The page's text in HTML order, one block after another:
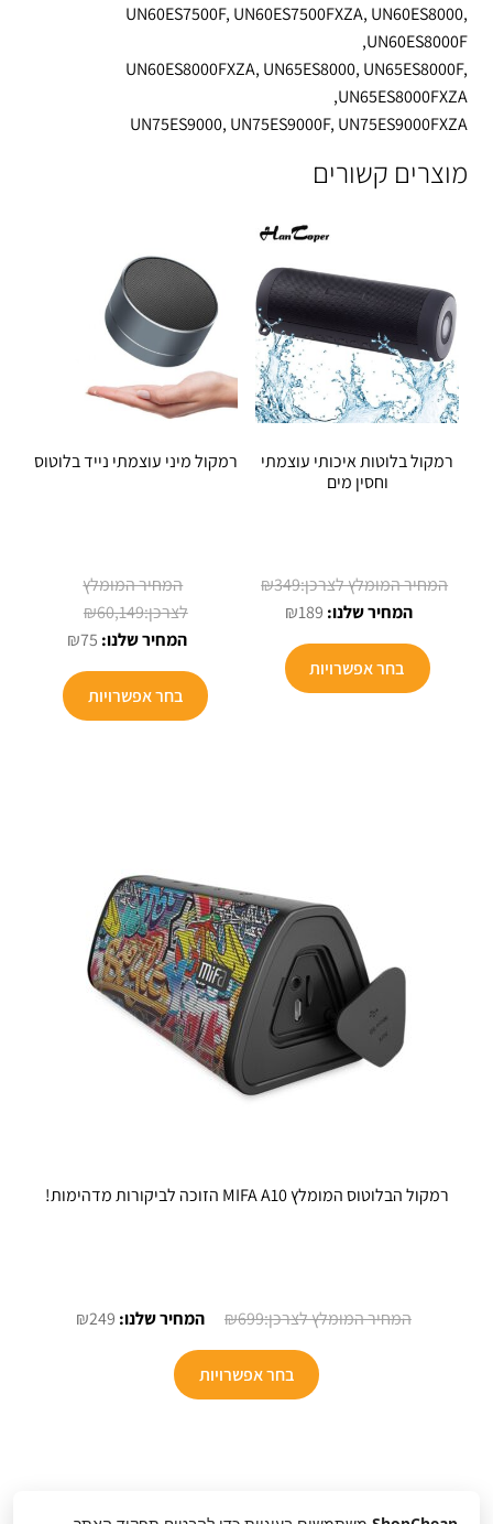
UN60ES7500F, UN60ES7500FXZA, UN60ES8000,
UN60ES8000F,
UN60ES8000FXZA, UN65ES8000, UN65ES8000F,
UN65ES8000FXZA,
UN75ES9000, UN75ES9000F, UN75ES9000FXZA
מוצרים קשורים
רמקול בלוטות איכותי עוצמתי
וחסין מים
₪349 המחיר
₪189 המחיר
הוא:
בחר אפשרויות
רמקול מיני עוצמתי נייד בלוטוס
₪60,149 המחיר
המקורי
היה:
₪60,149.
₪75 המחיר
הוא:
בחר אפשרויות
רמקול הבלוטוס המומלץ MIFA A10 הזוכה לביקורות מדהימות!
₪699
המחיר
המקורי
היה:
₪699.
₪249 המחיר
בחר אפשרויות
למוצר